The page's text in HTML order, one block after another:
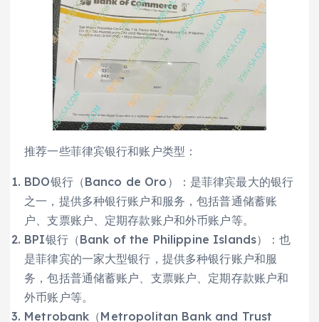
推荐一些菲律宾银行和账户类型：
BDO银行（Banco de Oro）：是菲律宾最大的银行
之一，提供多种银行账户和服务，包括普通储蓄账
户、支票账户、定期存款账户和外币账户等。
BPI银行（Bank of the Philippine Islands）：也
是菲律宾的一家大型银行，提供多种银行账户和服
务，包括普通储蓄账户、支票账户、定期存款账户和
外币账户等。
Metrobank（Metropolitan Bank and Trust